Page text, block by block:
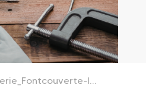
Greg Di Fede - Menuiserie_Fontcouverte-la Toussuire